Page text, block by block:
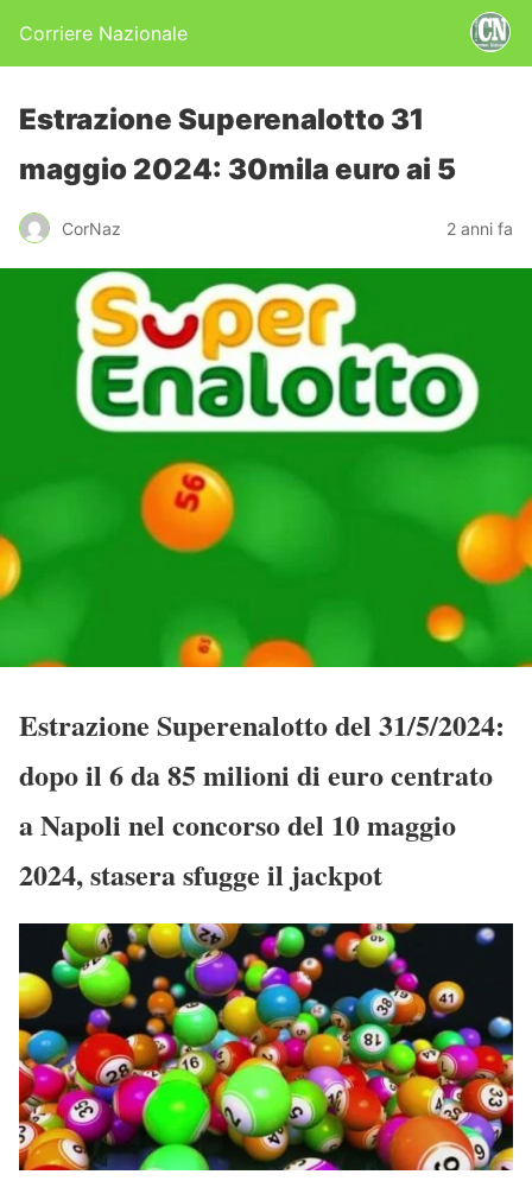
Corriere Nazionale
Estrazione Superenalotto 31
maggio 2024: 30mila euro ai 5
CorNaz 2 anni fa
Estrazione Superenalotto del 31/5/2024:
dopo il 6 da 85 milioni di euro centrato
a Napoli nel concorso del 10 maggio
2024, stasera sfugge il jackpot